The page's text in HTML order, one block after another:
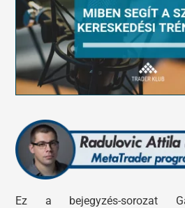
Adósegéd
Képzések
Robotok
Ez a bejegyzés-sorozat